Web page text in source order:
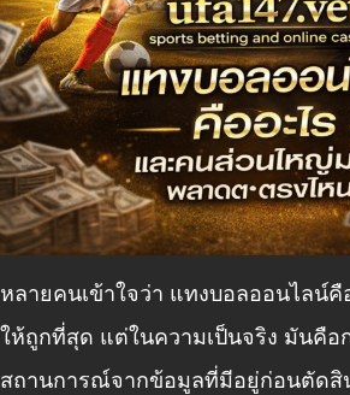
หลายคนเข้าใจว่า แทงบอลออนไลน์
ให้ถูกที่สุด แต่ในความเป็นจริง มันคือ
สถานการณ์จากข้อมูลที่มีอยู่ก่อนตัดสิ